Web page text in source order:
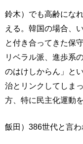
鈴木）でも高齢にな
える。韓国の場合、
と付き合ってきた保
リベラル派、進歩系
のはけしからん」と
治とリンクしてしま
方、特に民主化運動
飯田）386世代と言わ